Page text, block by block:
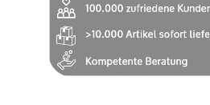
In den